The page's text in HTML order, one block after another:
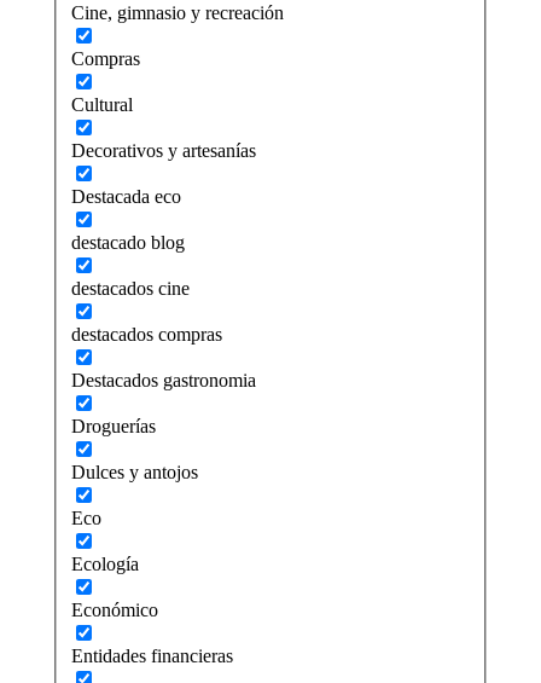
Cine, gimnasio y recreación
Compras
Cultural
Decorativos y artesanías
Destacada eco
destacado blog
destacados cine
destacados compras
Destacados gastronomia
Droguerías
Dulces y antojos
Eco
Ecología
Económico
Entidades financieras